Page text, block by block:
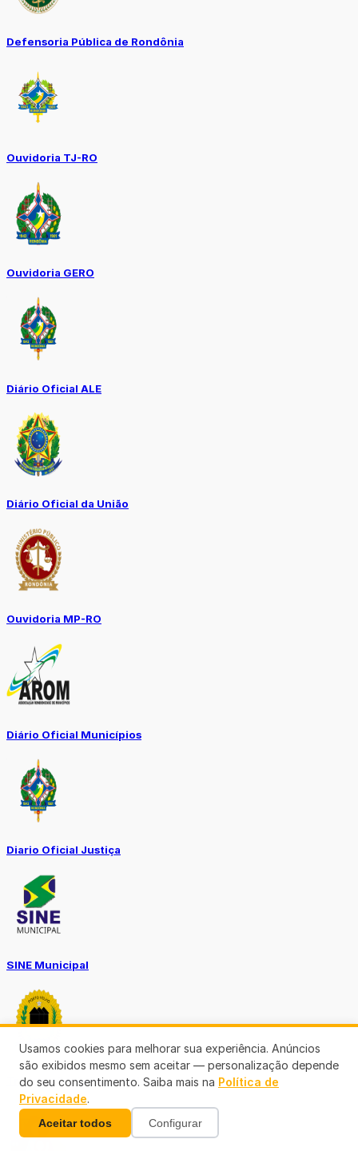
Defensoria Pública de Rondônia
Ouvidoria TJ-RO
Ouvidoria GERO
Diário Oficial ALE
Diário Oficial da União
Ouvidoria MP-RO
Diário Oficial Municípios
Diario Oficial Justiça
SINE Municipal
Transparência Porto Velho
Usamos cookies para melhorar sua experiência. Anúncios
são exibidos mesmo sem aceitar — personalização depende
do seu consentimento. Saiba mais na Política de
Privacidade.
Aceitar todos Configurar